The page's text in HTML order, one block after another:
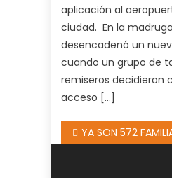
aplicación al
ciudad. En la
desencadenó un
cuando un grupo de
remiseros decidieron
acceso […]
YA SON 572 FAMILIAS FUEGUINAS LAS QUE ACCEDIERON AL